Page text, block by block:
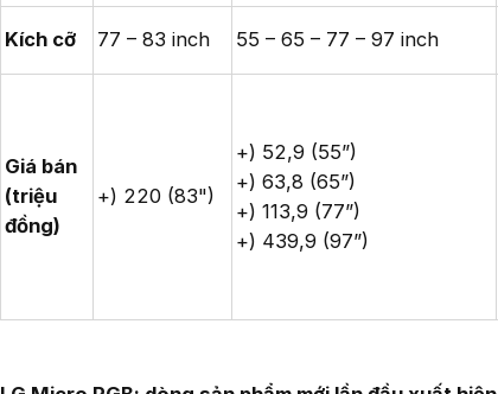
Kích cỡ 77 – 83 inch 55 – 65 – 77 – 97 inch
Giá bán
(triệu
đồng)
+) 220 (83")
+) 52,9 (55”)
+) 63,8 (65”)
+) 113,9 (77”)
+) 439,9 (97”)